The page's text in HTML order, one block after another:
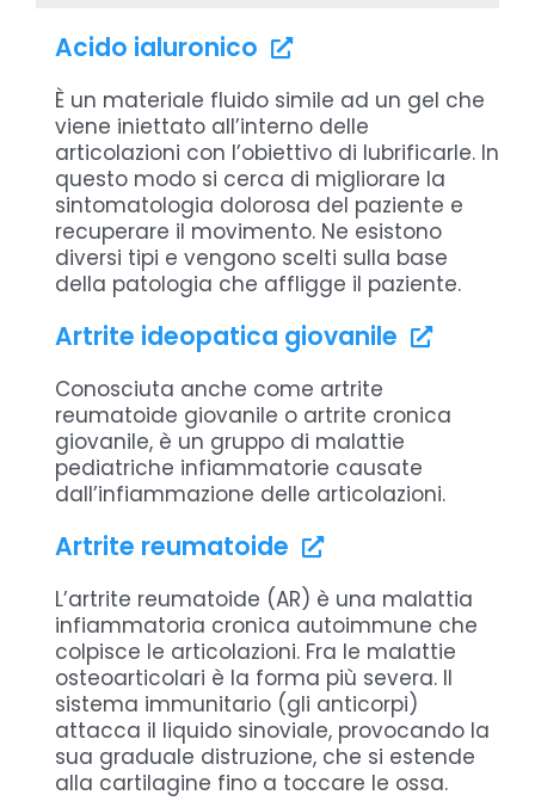
Press
Prenota
Cellule mesenchimali
Displasia
Emocromatosi
Fast Track
Gotta
Impianto di condrociti autologhi su
membrana
Jerk Test
Lesione del legamento collaterale
laterale
mediale
Lesione del legamento crociato
anteriore
Lesione del legamento crociato
posteriore
Osteocondrite
Osteronecrosi
Acido ialuronico
È un materiale fluido simile ad un gel che
viene iniettato all’interno delle
articolazioni con l’obiettivo di lubrificarle. In
questo modo si cerca di migliorare la
sintomatologia dolorosa del paziente e
recuperare il movimento. Ne esistono
diversi tipi e vengono scelti sulla base
della patologia che affligge il paziente.
Artrite ideopatica giovanile
Conosciuta anche come artrite
reumatoide giovanile o artrite cronica
giovanile, è un gruppo di malattie
pediatriche infiammatorie causate
dall’infiammazione delle articolazioni.
Artrite reumatoide
L’artrite reumatoide (AR) è una malattia
infiammatoria cronica autoimmune che
colpisce le articolazioni. Fra le malattie
osteoarticolari è la forma più severa. Il
sistema immunitario (gli anticorpi)
attacca il liquido sinoviale, provocando la
sua graduale distruzione, che si estende
alla cartilagine fino a toccare le ossa.